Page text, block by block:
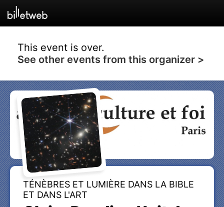
This event is over.
See other events from this organizer >
TÉNÈBRES ET LUMIÈRE DANS LA BIBLE
ET DANS L'ART